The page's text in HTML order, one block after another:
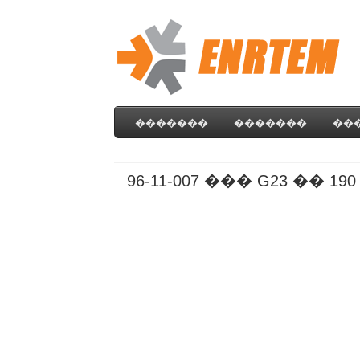
������� �������
96-11-007 ��� G23 ��